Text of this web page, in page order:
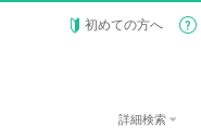
初めての方へ
詳細検索